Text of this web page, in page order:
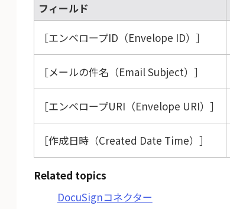
フィールド
エンベロープID（Envelope ID）
メールの件名（Email Subject）
エンベロープURI（Envelope URI）
作成日時（Created Date Time）
Related topics
DocuSignコネクター